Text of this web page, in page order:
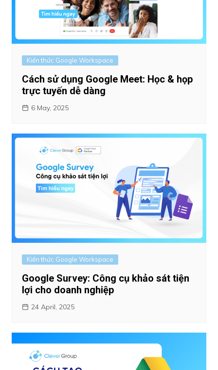
Kiến thức Google Workspace
Cách sử dụng Google Meet: Học & họp
trực tuyến dễ dàng
6 May, 2025
Kiến thức Google Workspace
Google Survey: Công cụ khảo sát tiện
lợi cho doanh nghiệp
24 April, 2025